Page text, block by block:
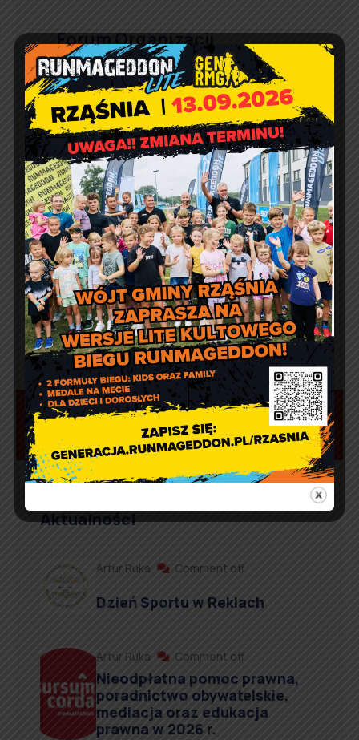
Forum Organizacji
Pozarządowych
Województwa Łódzkiego
Spis powszechny ludności i
mieszkań 2021
Aktualności
Artur Ruka Comment off
Dzień Sportu w Reklach
Artur Ruka Comment off
Nieodpłatna pomoc prawna,
poradnictwo obywatelskie,
mediacja oraz edukacja
prawna w 2026 r.